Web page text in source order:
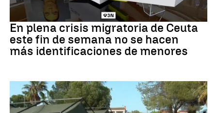
Crisis en Ceuta
En plena crisis migratoria de Ceuta
este fin de semana no se hacen
más identificaciones de menores